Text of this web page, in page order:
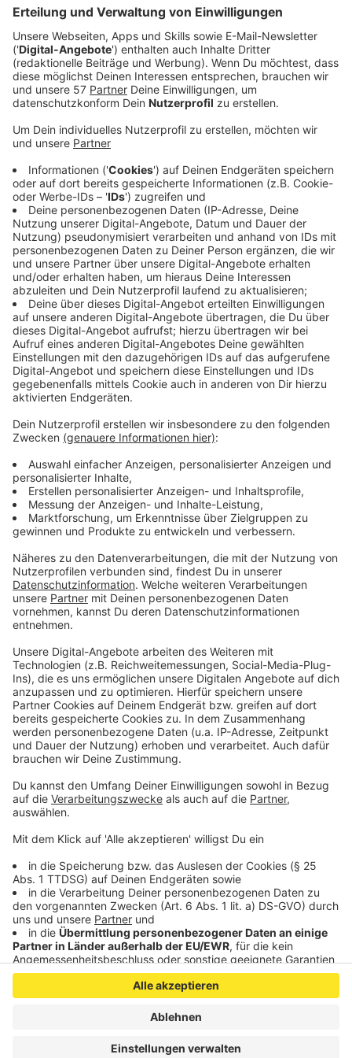
verlagert werden, heißt es.
Endgültig entscheiden will der Aufsichtsrat von
Conti darüber Ende des Monats.
Für die Beschäftigten veranstaltet der Betriebsrat
Aachen-Rothe Erde eine öffentliche
Informationsveranstaltung ab 13 Uhr.
Der Gewerkschafter und Conti-
Aufsichtsratsmitglied Francesco Grioli hat am
Dienstag in Hannover gesagt, dass jetzt die
Beschäftigten florierender Sparten für
Managementfehler bezahlen müssten - und
Widerstand angekündigt. Das Management sollte
besser eine auf die Zukunft gerichtete
Geschäftsstrategie vorlegen. Die Gewerkschaft
will nicht zulassen, dass "ein Traditionskonzern
kaputtgespart wird“.
In Aachen werden demnach modernste und
besonders margenträchtige Reifen gefertigt –
etwa für SUV-Modelle oder mit SSR-
Notlauftechnologie. Seit Jahren würden die
Kolleginnen und Kollegen 40 Stunden in der Woche
ohne Lohnausgleich arbeiten.
Der Konzernbetriebsrat hat gemeinsam mit IG BCE
und IG Metall eine öffentliche Petition mit dem
Titel „Zeit für Perspektiven bei Continental“
gestartet: „Lasst uns dem Vorstand zeigen, was
Verbundenheit bedeutet! Wir Continentäler rufen
alle Menschen in Städten und Gemeinden an den
Continental-Standorten und in den Regionen auf -
unter dem Motto: Unterstützt die Kolleginnen und
Kollegen, steht Euren Nachbarinnen und Nachbarn
zur Seite! Zeichnet unseren Aufruf!“. Die Petition
kann im Internet hier unterzeichnet werden:
https://www.openpetition.de/petition/online/zeit-
fuer-perspektiven-bei-continental
Anzeige
Anzeige